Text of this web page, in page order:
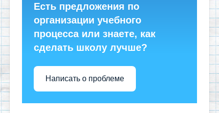
Есть предложения по
организации учебного
процесса или знаете, как
сделать школу лучше?
Написать о проблеме